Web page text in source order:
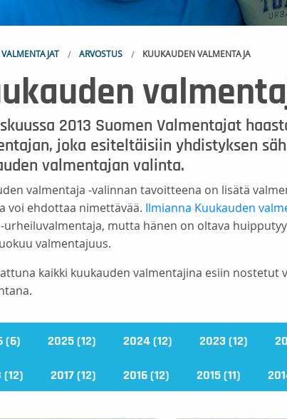
ARVOSTUS KUUKAUDEN VALMENTAJA
2013 Suomen Valmentajat
joka esiteltäisiin yhdistyksen
valmentajan valinta.
valmentaja -valinnan tavoitteena on lisätä
voi ehdottaa nimettävää. Ilmianna Kuukauden
urheiluvalmentaja, mutta hänen on oltava
valmentajuus.
kaikki kuukauden valmentajina esiin
(6) 2025 (12) 2024 (12) 2023 (12)
(12) 2017 (12) 2016 (12) 2015 (11)